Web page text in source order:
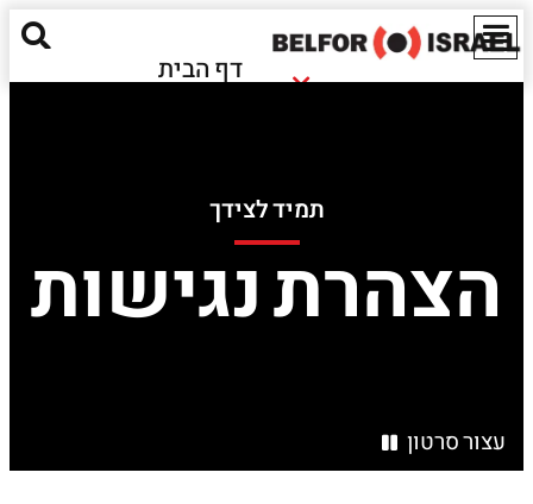
דף הבית
ישראל
EN
יצירת קשר
נזקי שריפה
שירותים נוספים
Red Alert
עצור סרטון
תמיד לצידך
הצהרת נגישות